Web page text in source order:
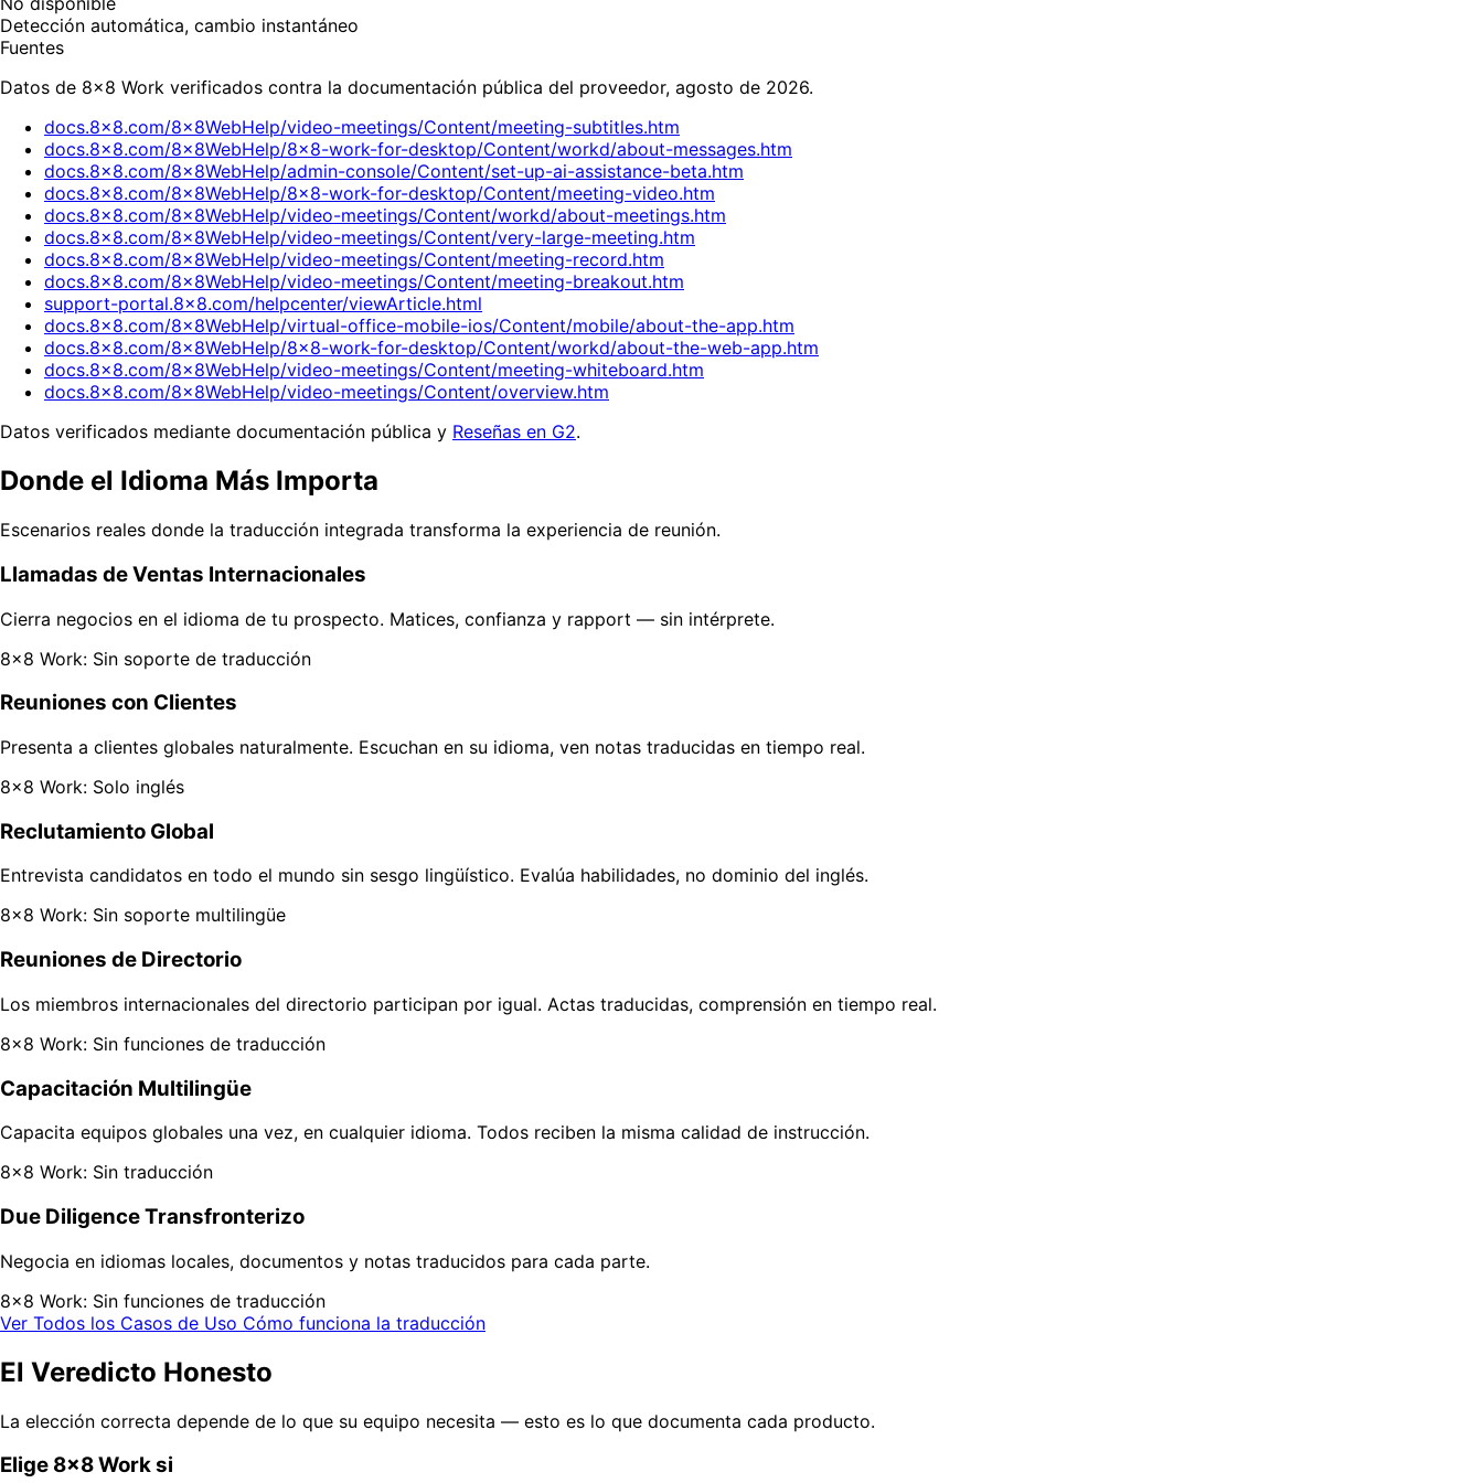
Detección automática, cambio instantáneo
Fuentes
Datos de 8x8 Work verificados contra la documentación pública del proveedor, agosto de 2026.
docs.8x8.com/8x8WebHelp/video-meetings/Content/meeting-subtitles.htm
docs.8x8.com/8x8WebHelp/8x8-work-for-desktop/Content/workd/about-messages.htm
docs.8x8.com/8x8WebHelp/admin-console/Content/set-up-ai-assistance-beta.htm
docs.8x8.com/8x8WebHelp/8x8-work-for-desktop/Content/meeting-video.htm
docs.8x8.com/8x8WebHelp/video-meetings/Content/workd/about-meetings.htm
docs.8x8.com/8x8WebHelp/video-meetings/Content/very-large-meeting.htm
docs.8x8.com/8x8WebHelp/video-meetings/Content/meeting-record.htm
docs.8x8.com/8x8WebHelp/video-meetings/Content/meeting-breakout.htm
support-portal.8x8.com/helpcenter/viewArticle.html
docs.8x8.com/8x8WebHelp/virtual-office-mobile-ios/Content/mobile/about-the-app.htm
docs.8x8.com/8x8WebHelp/8x8-work-for-desktop/Content/workd/about-the-web-app.htm
docs.8x8.com/8x8WebHelp/video-meetings/Content/meeting-whiteboard.htm
docs.8x8.com/8x8WebHelp/video-meetings/Content/overview.htm
Datos verificados mediante documentación pública y Reseñas en G2.
Donde el Idioma Más Importa
Escenarios reales donde la traducción integrada transforma la experiencia de reunión.
Llamadas de Ventas Internacionales
Cierra negocios en el idioma de tu prospecto. Matices, confianza y rapport — sin intérprete.
8x8 Work: Sin soporte de traducción
Reuniones con Clientes
Presenta a clientes globales naturalmente. Escuchan en su idioma, ven notas traducidas en tiempo real.
8x8 Work: Solo inglés
Reclutamiento Global
Entrevista candidatos en todo el mundo sin sesgo lingüístico. Evalúa habilidades, no dominio del inglés.
8x8 Work: Sin soporte multilingüe
Reuniones de Directorio
Los miembros internacionales del directorio participan por igual. Actas traducidas, comprensión en tiempo real.
8x8 Work: Sin funciones de traducción
Capacitación Multilingüe
Capacita equipos globales una vez, en cualquier idioma. Todos reciben la misma calidad de instrucción.
8x8 Work: Sin traducción
Due Diligence Transfronterizo
Negocia en idiomas locales, documentos y notas traducidos para cada parte.
8x8 Work: Sin funciones de traducción
Ver Todos los Casos de Uso Cómo funciona la traducción
El Veredicto Honesto
La elección correcta depende de lo que su equipo necesita — esto es lo que documenta cada producto.
Elige 8x8 Work si